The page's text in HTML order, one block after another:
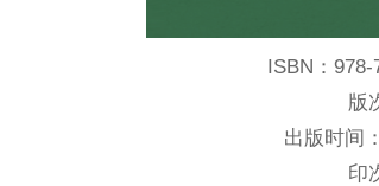
ISBN： 978-
版
出版时间
印